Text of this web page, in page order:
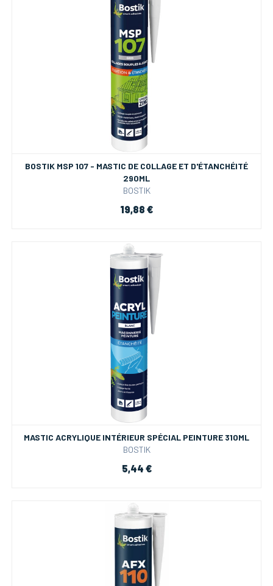
BOSTIK MSP 107 - MASTIC DE COLLAGE ET D'ÉTANCHÉITÉ
290ML
BOSTIK
19,88 €
MASTIC ACRYLIQUE INTÉRIEUR SPÉCIAL PEINTURE 310ML
BOSTIK
5,44 €